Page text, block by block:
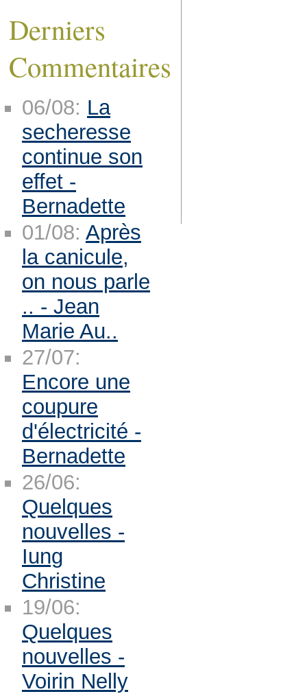
Derniers
Commentaires
06/08: La
secheresse
continue son
effet -
Bernadette
01/08: Après
la canicule,
on nous parle
.. - Jean
Marie Au..
27/07:
Encore une
coupure
d'électricité -
Bernadette
26/06:
Quelques
nouvelles -
Iung
Christine
19/06:
Quelques
nouvelles -
Voirin Nelly